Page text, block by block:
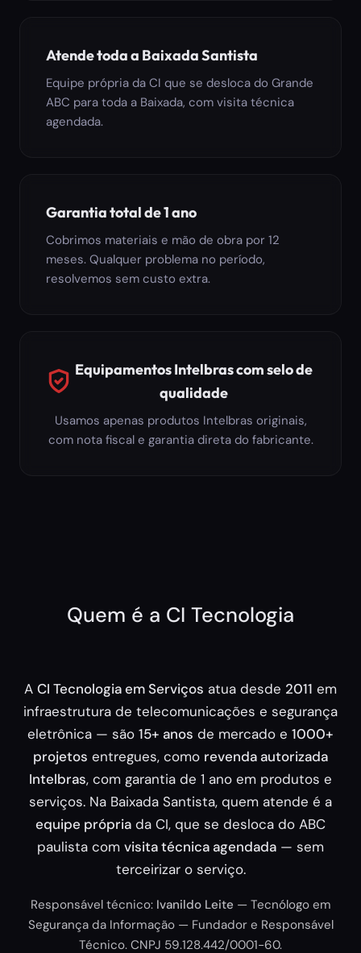
Atende toda a Baixada Santista
Equipe própria da CI que se desloca do Grande
ABC para toda a Baixada, com visita técnica
agendada.
Garantia total de 1 ano
Cobrimos materiais e mão de obra por 12
meses. Qualquer problema no período,
resolvemos sem custo extra.
Equipamentos Intelbras com selo de
qualidade
Usamos apenas produtos Intelbras originais,
com nota fiscal e garantia direta do fabricante.
Quem é a CI Tecnologia
A CI Tecnologia em Serviços atua desde 2011 em
infraestrutura de telecomunicações e segurança
eletrônica — são 15+ anos de mercado e 1000+
projetos entregues, como revenda autorizada
Intelbras, com garantia de 1 ano em produtos e
serviços. Na Baixada Santista, quem atende é a
equipe própria da CI, que se desloca do ABC
paulista com visita técnica agendada — sem
terceirizar o serviço.
Responsável técnico: Ivanildo Leite — Tecnólogo em
Segurança da Informação — Fundador e Responsável
Técnico. CNPJ 59.128.442/0001-60.